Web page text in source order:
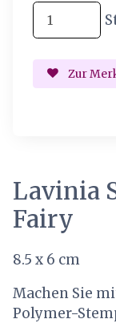
Zur
Lavinia
Fairy
8.5 x 6 cm
Machen Sie
Polymer-